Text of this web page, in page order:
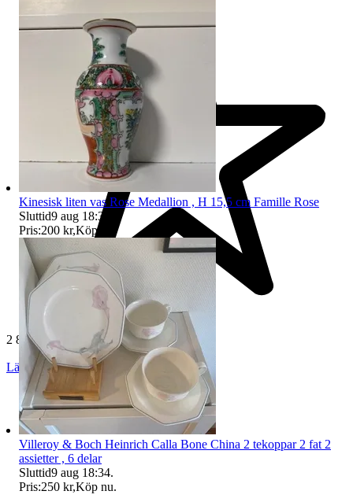
2 857 omdömen
Läs omdömen Följ
Kinesisk liten vas Rose Medallion , H 15,5 cm Famille Rose
Sluttid9 aug 18:34
Pris:200 kr,Köp nu
Villeroy & Boch Heinrich Calla Bone China 2 tekoppar 2 fat 2
assietter , 6 delar
Sluttid9 aug 18:34.
Pris:250 kr,Köp nu.